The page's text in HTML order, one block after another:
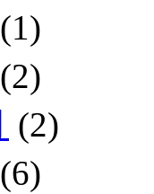
(1)
(2)
(2)
(6)